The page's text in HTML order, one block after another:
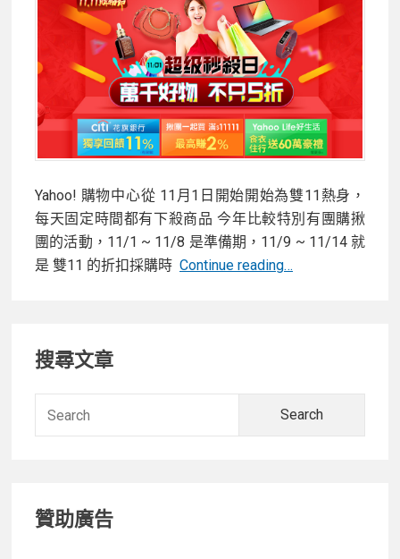
Yahoo! 購物中心從 11月1日開始開始為雙11熱身，
每天固定時間都有下殺商品 今年比較特別有團購揪
團的活動，11/1 ~ 11/8 是準備期，11/9 ~ 11/14 就
是 雙11 的折扣採購時 Continue reading…
Primary
Sidebar
搜尋文章
贊助廣告